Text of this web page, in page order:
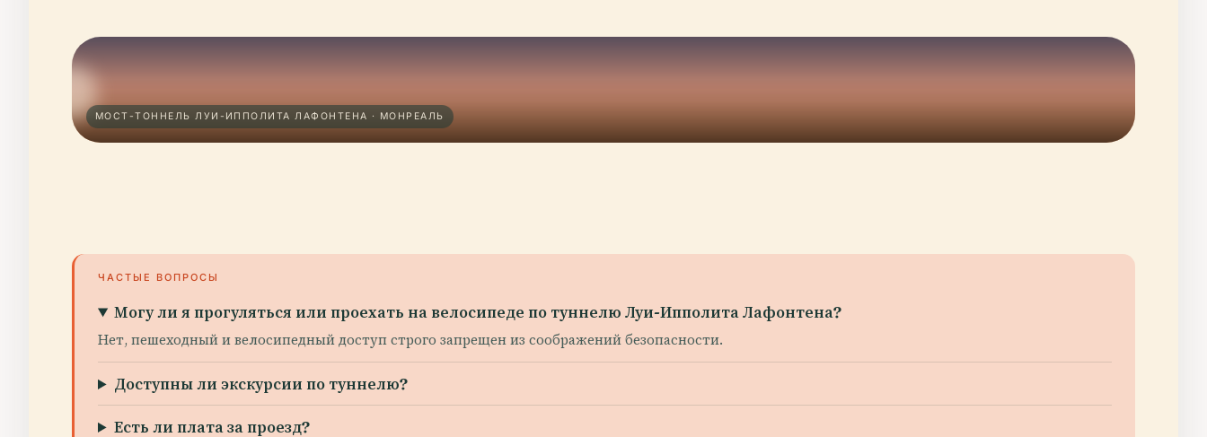
МОСТ-ТОННЕЛЬ ЛУИ-ИППОЛИТА ЛАФОНТЕНА · МОНРЕАЛЬ
ЧАСТЫЕ ВОПРОСЫ
Могу ли я прогуляться или проехать на велосипеде по туннелю Луи-Ипполита Лафонтена?
Нет, пешеходный и велосипедный доступ строго запрещен из соображений безопасности.
Доступны ли экскурсии по туннелю?
Есть ли плата за проезд?